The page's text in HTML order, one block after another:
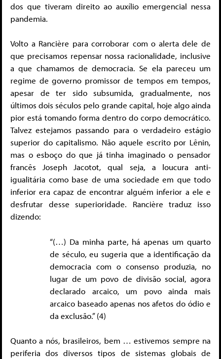
dos que tiveram direito ao auxílio emergencial nessa
pandemia.
Volto a Rancière para corroborar com o alerta dele de
que precisamos repensar nossa racionalidade, inclusive
a que chamamos de democracia. Se ela pareceu um
regime de governo promissor de tempos em tempos,
apesar de ter sido subsumida, gradualmente, nos
últimos dois séculos pelo grande capital, hoje algo ainda
pior está tomando forma dentro do corpo democrático.
Talvez estejamos passando para o verdadeiro estágio
superior do capitalismo. Não aquele escrito por Lênin,
mas o esboço do que já tinha imaginado o pensador
francês Joseph Jacotot, qual seja, a loucura anti-
igualitária como base de uma sociedade em que todo
inferior era capaz de encontrar alguém inferior a ele e
desfrutar desse superioridade. Rancière traduz isso
dizendo:
“(…) Da minha parte, há apenas um quarto
de século, eu sugeria que a identificação da
democracia com o consenso produzia, no
lugar de um povo de divisão social, agora
declarado arcaico, um povo ainda mais
arcaico baseado apenas nos afetos do ódio e
da exclusão.” (4)
Quanto a nós, brasileiros, bem … estivemos sempre na
periferia dos diversos tipos de sistemas globais de